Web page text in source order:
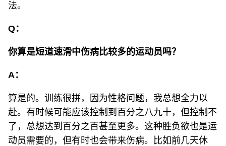
法。
Q：
你算是短道速滑中伤病比较多的运动员吗？
A：
算是的。训练很拼，因为性格问题，我总想全力以
赴。有时候可能应该控制到百分之八九十，但控制不
了，总想达到百分之百甚至更多。这种胜负欲也是运
动员需要的，但有时也会带来伤病。比如前几天休